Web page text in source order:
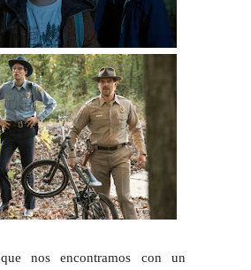
nos encontramos con un